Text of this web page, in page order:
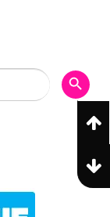
Search